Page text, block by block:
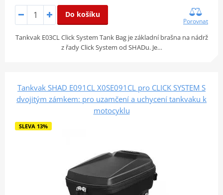
Do košíku
Porovnat
Tankvak E03CL Click System Tank Bag je základní brašna na nádrž
z řady Click System od SHADu. Je…
Tankvak SHAD E091CL X0SE091CL pro CLICK SYSTEM S
dvojitým zámkem: pro uzamčení a uchycení tankvaku k
motocyklu
SLEVA 13%